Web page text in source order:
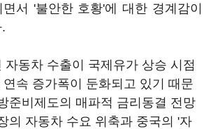
서 '불안한 호황'에 대한 경계감이
자동차 수출이 국제유가 상승 시점
속 증가폭이 둔화되고 있기 때문
준비제도의 매파적 금리동결 전망
의 자동차 수요 위축과 중국의 '자